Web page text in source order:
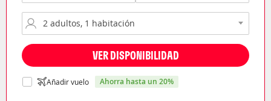
VER DISPONIBILIDAD
Añadir vuelo ahorra hasta un 20%